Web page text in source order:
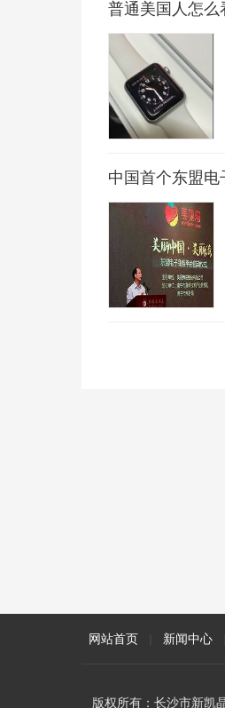
普通美国人怎么
中国首个东盟电
网站首页 新闻中心
版权所有：长沙市新凯